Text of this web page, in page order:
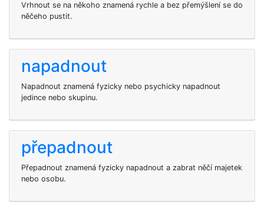
Vrhnout se na někoho znamená rychle a bez přemýšlení se do
něčeho pustit.
napadnout
Napadnout znamená fyzicky nebo psychicky napadnout
jedince nebo skupinu.
přepadnout
Přepadnout znamená fyzicky napadnout a zabrat něčí majetek
nebo osobu.